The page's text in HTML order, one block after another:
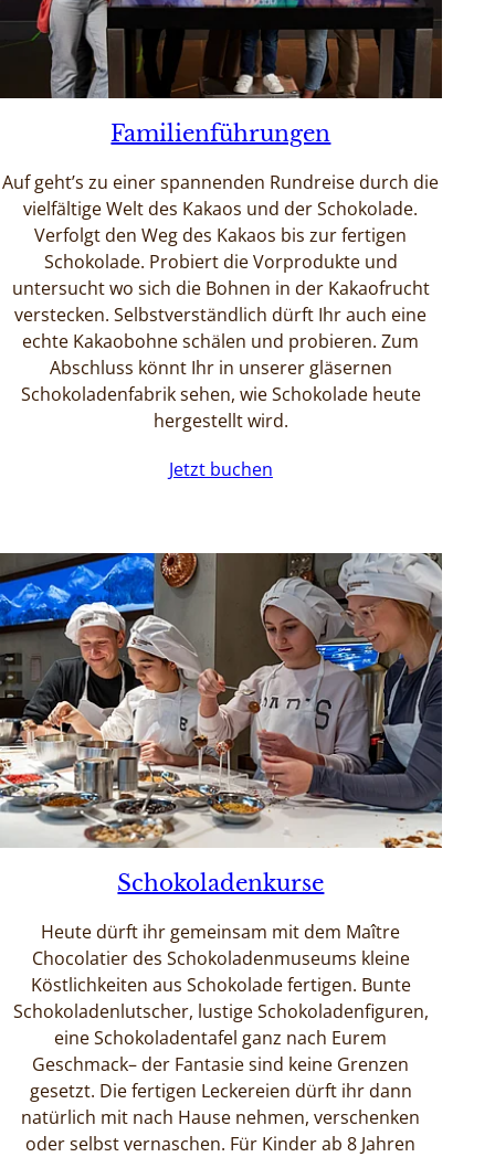
Familienführungen
Auf geht’s zu einer spannenden Rundreise durch die
vielfältige Welt des Kakaos und der Schokolade.
Verfolgt den Weg des Kakaos bis zur fertigen
Schokolade. Probiert die Vorprodukte und
untersucht wo sich die Bohnen in der Kakaofrucht
verstecken. Selbstverständlich dürft Ihr auch eine
echte Kakaobohne schälen und probieren. Zum
Abschluss könnt Ihr in unserer gläsernen
Schokoladenfabrik sehen, wie Schokolade heute
hergestellt wird.
Jetzt buchen
Schokoladenkurse
Heute dürft ihr gemeinsam mit dem Maître
Chocolatier des Schokoladenmuseums kleine
Köstlichkeiten aus Schokolade fertigen. Bunte
Schokoladenlutscher, lustige Schokoladenfiguren,
eine Schokoladentafel ganz nach Eurem
Geschmack– der Fantasie sind keine Grenzen
gesetzt. Die fertigen Leckereien dürft ihr dann
natürlich mit nach Hause nehmen, verschenken
oder selbst vernaschen. Für Kinder ab 8 Jahren